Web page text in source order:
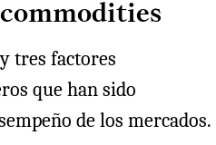
tres factores
que han sido
de los mercados.